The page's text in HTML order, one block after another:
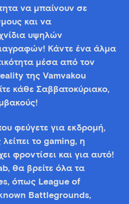
να μπαίνουν σε
και να
υψηλών
Κάντε ένα άλμα
μέσα από τον
της Vamvakou
κάθε Σαββατοκύριακο,
φεύγετε για εκδρομή,
το gaming, η
φροντίσει και για αυτό!
θα βρείτε όλα τα
όπως League of
Battlegrounds,